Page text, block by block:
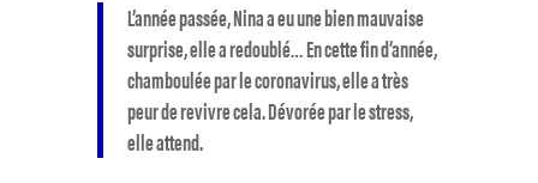
L’année passée, Nina a eu une bien mauvaise
surprise, elle a redoublé… En cette fin d’année,
chamboulée par le coronavirus, elle a très
peur de revivre cela. Dévorée par le stress,
elle attend.